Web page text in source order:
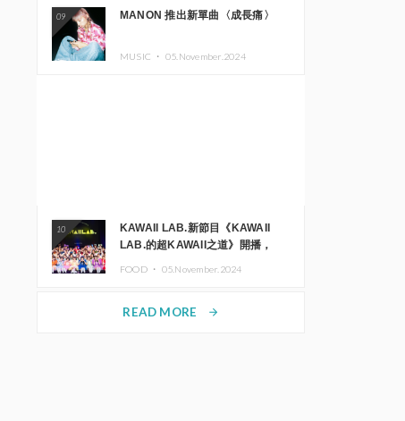
09 MANON 推出新單曲〈成長痛〉
MUSIC ・ 05.November.2024
10
KAWAII LAB.新節目《KAWAII
LAB.的超KAWAII之道》開播，
FOOD ・ 05.November.2024
READ MORE arrow_forward